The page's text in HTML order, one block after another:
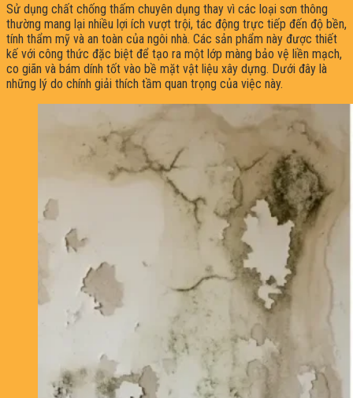
Sử dụng chất chống thấm chuyên dụng thay vì các loại sơn thông
thường mang lại nhiều lợi ích vượt trội, tác động trực tiếp đến độ bền,
tính thẩm mỹ và an toàn của ngôi nhà. Các sản phẩm này được thiết
kế với công thức đặc biệt để tạo ra một lớp màng bảo vệ liền mạch,
co giãn và bám dính tốt vào bề mặt vật liệu xây dựng. Dưới đây là
những lý do chính giải thích tầm quan trọng của việc này.